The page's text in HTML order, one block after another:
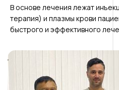
В основе лечения лежат
терапия) и плазмы крови
быстрого и эффективного